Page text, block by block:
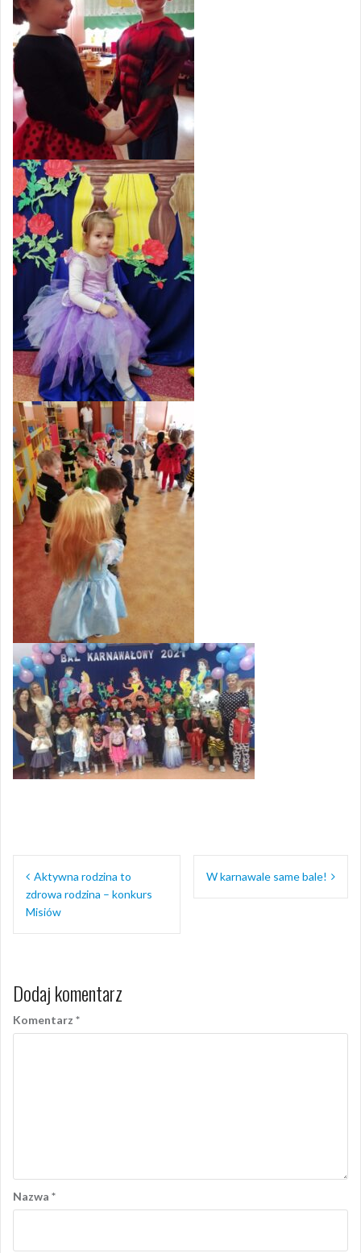
Nawigacja
wpisu
Aktywna rodzina to
zdrowa rodzina – konkurs
Misiów
W karnawale same bale!
Dodaj komentarz
Komentarz *
Nazwa *